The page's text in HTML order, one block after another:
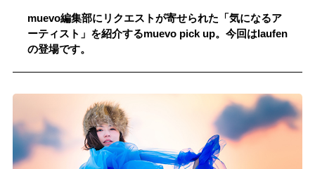
#男性SSW #ポップス #女性SSW #ロック
#男性シンガー
記事一覧
プレスリリース一覧
会社概要
記事リクエスト
ログイン
muevo編集部にリクエストが寄せられた「気になるア
ーティスト」を紹介するmuevo pick up。今回はlaufen
の登場です。